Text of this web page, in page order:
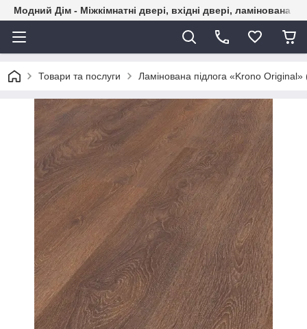
Модний Дім - Міжкімнатні двері, вхідні двері, ламінована
Товари та послуги Ламінована підлога «Krono Original»